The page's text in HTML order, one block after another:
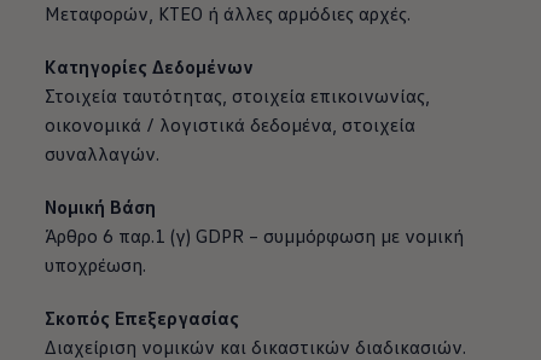
Μεταφορών, ΚΤΕΟ ή άλλες αρμόδιες αρχές.
Κατηγορίες Δεδομένων
Στοιχεία ταυτότητας, στοιχεία επικοινωνίας,
οικονομικά / λογιστικά δεδομένα, στοιχεία
συναλλαγών.
Νομική Βάση
Άρθρο 6 παρ.1 (γ) GDPR – συμμόρφωση με νομική
υποχρέωση.
Σκοπός Επεξεργασίας
Διαχείριση νομικών και δικαστικών διαδικασιών.